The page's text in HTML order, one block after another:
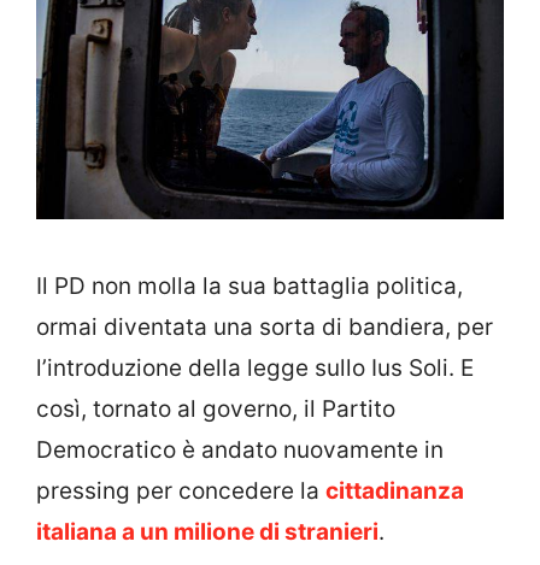
Il PD non molla la sua battaglia politica,
ormai diventata una sorta di bandiera, per
l’introduzione della legge sullo Ius Soli. E
così, tornato al governo, il Partito
Democratico è andato nuovamente in
pressing per concedere la cittadinanza
italiana a un milione di stranieri.